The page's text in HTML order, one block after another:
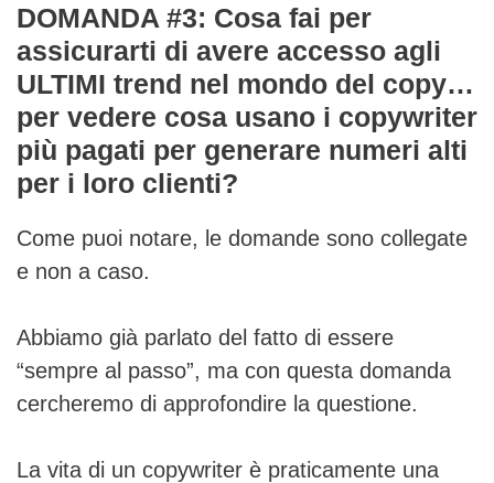
DOMANDA #3: Cosa fai per
assicurarti di avere accesso agli
ULTIMI trend nel mondo del copy…
per vedere cosa usano i copywriter
più pagati per generare numeri alti
per i loro clienti?
Come puoi notare, le domande sono collegate
e non a caso.
Abbiamo già parlato del fatto di essere
“sempre al passo”, ma con questa domanda
cercheremo di approfondire la questione.
La vita di un copywriter è praticamente una